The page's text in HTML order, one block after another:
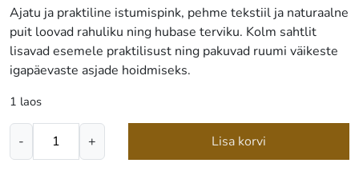
Ajatu ja praktiline istumispink, pehme tekstiil ja naturaalne
puit loovad rahuliku ning hubase terviku. Kolm sahtlit
lisavad esemele praktilisust ning pakuvad ruumi väikeste
igapäevaste asjade hoidmiseks.
1 laos
-
Polsterdatud
istumispink
+ Lisa korvi